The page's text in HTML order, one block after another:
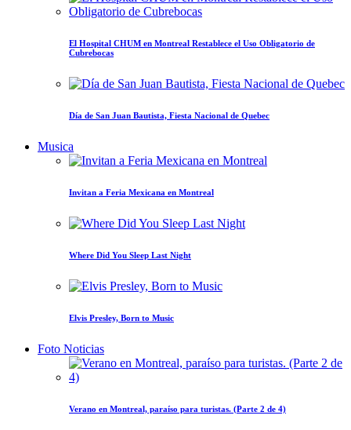
El Hospital CHUM en Montreal Restablece el Uso Obligatorio de
Cubrebocas
Día de San Juan Bautista, Fiesta Nacional de Quebec
Musica
Invitan a Feria Mexicana en Montreal
Where Did You Sleep Last Night
Elvis Presley, Born to Music
Foto Noticias
Verano en Montreal, paraíso para turistas. (Parte 2 de 4)